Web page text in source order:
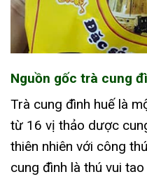
Nguồn gốc trà cung
Trà cung đình huế là
từ 16 vị thảo dược
thiên nhiên với công
cung đình là thú vui